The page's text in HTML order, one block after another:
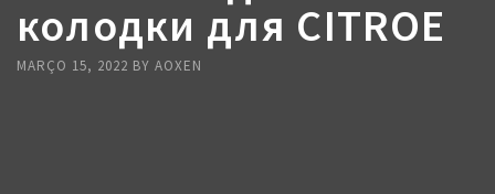
колодки для CITROE
MARÇO 15, 2022 BY AOXEN